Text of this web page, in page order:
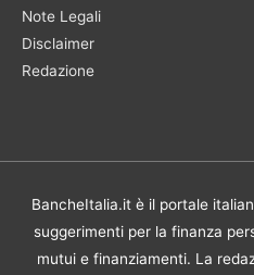
Note Legali
Disclaimer
Redazione
BancheItalia.it è il portale
suggerimenti per la finanza
mutui e finanziamenti. La